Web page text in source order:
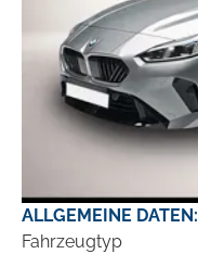
ALLGEMEINE DATEN:
Fahrzeugtyp